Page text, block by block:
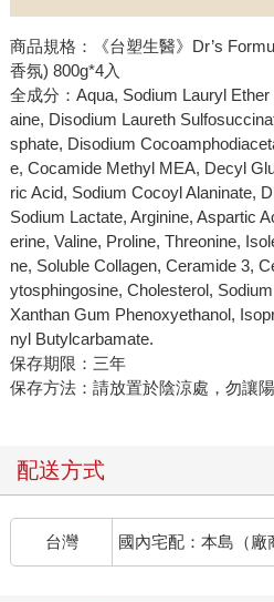
商品規格：《台塑生醫》Dr’s
香氛) 800g*4入
全成分：Aqua, Sodium Lauryl
aine, Disodium Laureth
sphate, Disodium
e, Cocamide Methyl MEA, Decyl
ric Acid, Sodium Cocoyl Alaninate,
Sodium Lactate, Arginine, Aspartic
erine, Valine, Proline, Threonine,
ne, Soluble Collagen, Ceramide 3,
ytosphingosine, Cholesterol,
Xanthan Gum Phenoxyethanol,
nyl Butylcarbamate.
保存期限：三年
保存方法：請放置於陰涼處，勿讓陽
配送方式
台灣 國內宅配：本島（廠